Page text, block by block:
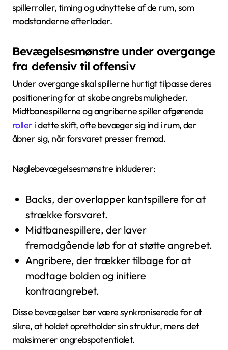
spillerroller, timing og udnyttelse af de rum, som
modstanderne efterlader.
Bevægelsesmønstre under overgange
fra defensiv til offensiv
Under overgange skal spillerne hurtigt tilpasse deres
positionering for at skabe angrebsmuligheder.
Midtbanespillerne og angriberne spiller afgørende
roller idette skift, ofte bevæger sig ind i rum, der
åbner sig, når forsvaret presser fremad.
Nøglebevægelsesmønstre inkluderer:
Backs, der overlapper kantspillere for at
strække forsvaret.
Midtbanespillere, der laver
fremadgående løb for at støtte angrebet.
Angribere, der trækker tilbage for at
modtage bolden og initiere
kontraangrebet.
Disse bevægelser bør være synkroniserede for at
sikre, at holdet opretholder sin struktur, mens det
maksimerer angrebspotentialet.